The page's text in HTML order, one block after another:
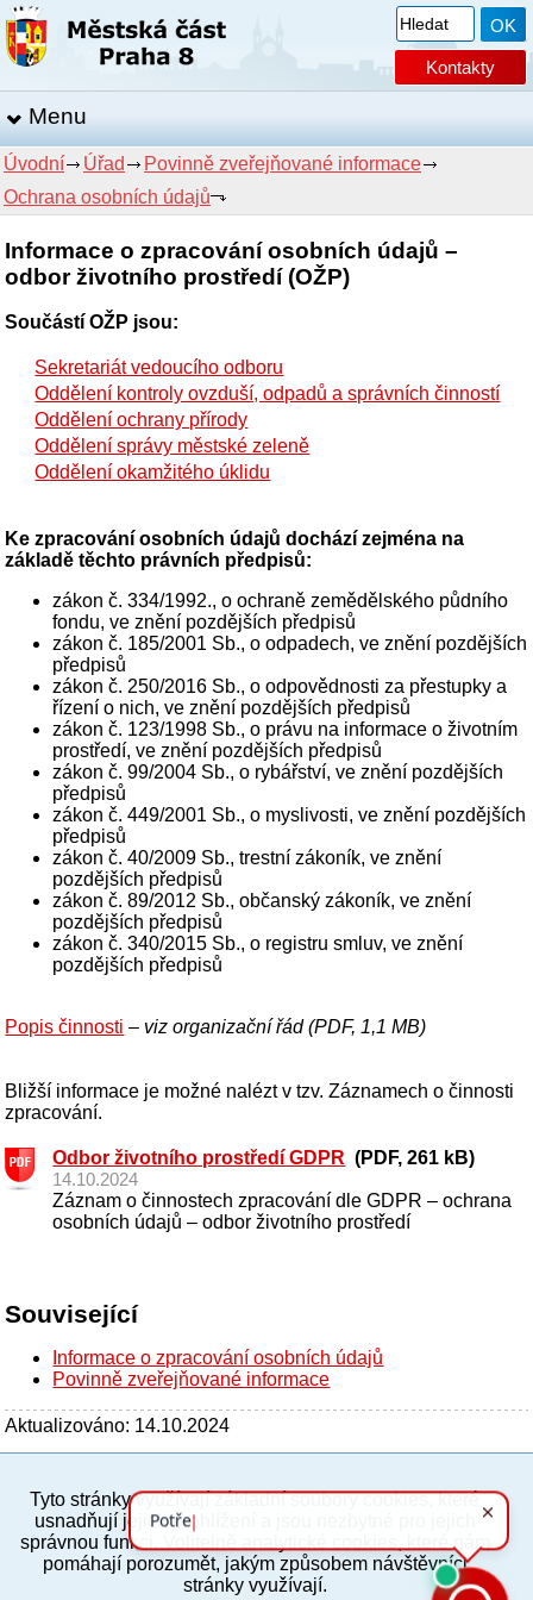
Kontakty
Menu
Úvodní Úřad
Povinně zveřejňované informace
Ochrana osobních údajů
Informace o zpracování osobních údajů –
odbor životního prostředí (OŽP)
Součástí OŽP jsou:
Sekretariát vedoucího odboru
Oddělení kontroly ovzduší, odpadů a správních činností
Oddělení ochrany přírody
Oddělení správy městské zeleně
Oddělení okamžitého úklidu
Ke zpracování osobních údajů dochází zejména na
základě těchto právních předpisů:
zákon č. 334/1992., o ochraně zemědělského půdního
fondu, ve znění pozdějších předpisů
zákon č. 185/2001 Sb., o odpadech, ve znění pozdějších
předpisů
zákon č. 250/2016 Sb., o odpovědnosti za přestupky a
řízení o nich, ve znění pozdějších předpisů
zákon č. 123/1998 Sb., o právu na informace o životním
prostředí, ve znění pozdějších předpisů
zákon č. 99/2004 Sb., o rybářství, ve znění pozdějších
předpisů
zákon č. 449/2001 Sb., o myslivosti, ve znění pozdějších
předpisů
zákon č. 40/2009 Sb., trestní zákoník, ve znění
pozdějších předpisů
zákon č. 89/2012 Sb., občanský zákoník, ve znění
pozdějších předpisů
zákon č. 340/2015 Sb., o registru smluv, ve znění
pozdějších předpisů
Popis činnosti – viz organizační řád (PDF, 1,1 MB)
Bližší informace je možné nalézt v tzv. Záznamech o činnosti
zpracování.
Odbor životního prostředí GDPR (PDF, 261 kB)
14.10.2024
Záznam o činnostech zpracování dle GDPR – ochrana
osobních údajů – odbor životního prostředí
Související
Informace o zpracování osobních údajů
Povinně zveřejňované informace
Aktualizováno: 14.10.2024
ENG
Povinné a praktické informace
Tyto stránky využívají základní soubory cookies, které
usnadňují jejich prohlížení a jsou nezbytné pro jejich
správnou funkci. Volitelně analytické cookies, které nám
pomáhají porozumět, jakým způsobem návštěvníci
stránky využívají.